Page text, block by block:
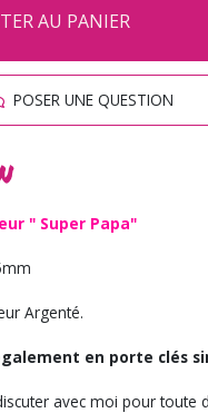
AU PANIER
POSER UNE QUESTION
" Super Papa"
Argenté.
en porte clés
avec moi pour toute